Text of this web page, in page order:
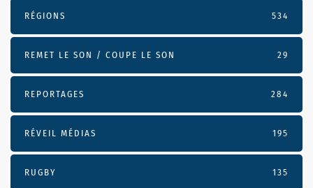
RÉGIONS 534
REMET LE SON / COUPE LE SON 29
REPORTAGES 284
RÉVEIL MÉDIAS 195
RUGBY 135